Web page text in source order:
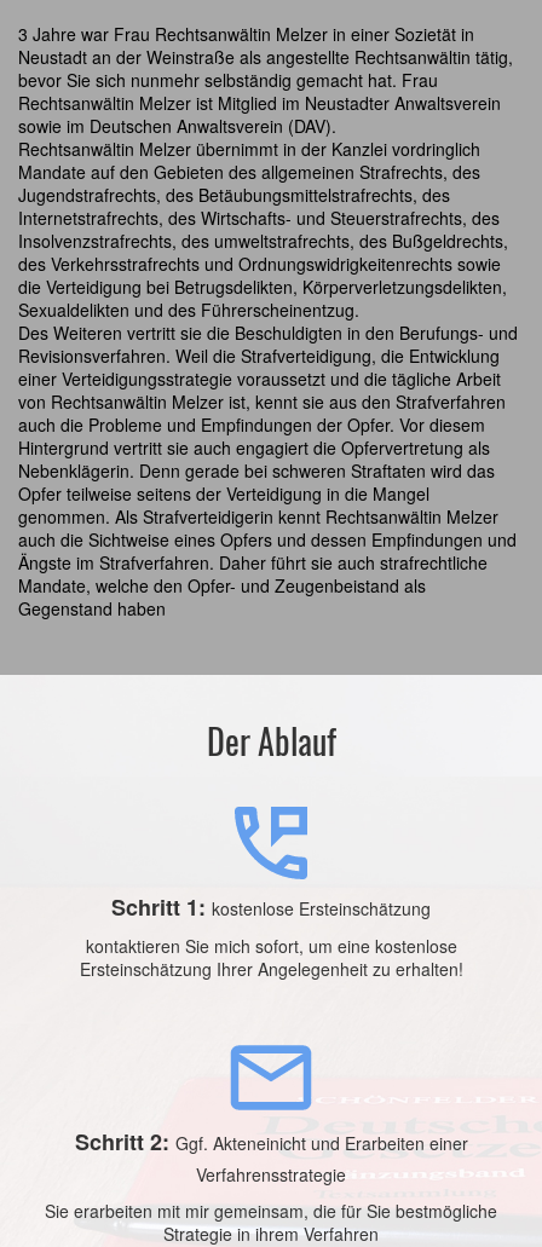
3 Jahre war Frau Rechtsanwältin Melzer in einer Sozietät in
Neustadt an der Weinstraße als angestellte Rechtsanwältin tätig,
bevor Sie sich nunmehr selbständig gemacht hat. Frau
Rechtsanwältin Melzer ist Mitglied im Neustadter Anwaltsverein
sowie im Deutschen Anwaltsverein (DAV).
Rechtsanwältin Melzer übernimmt in der Kanzlei vordringlich
Mandate auf den Gebieten des allgemeinen Strafrechts, des
Jugendstrafrechts, des Betäubungsmittelstrafrechts, des
Internetstrafrechts, des Wirtschafts- und Steuerstrafrechts, des
Insolvenzstrafrechts, des umweltstrafrechts, des Bußgeldrechts,
des Verkehrsstrafrechts und Ordnungswidrigkeitenrechts sowie
die Verteidigung bei Betrugsdelikten, Körperverletzungsdelikten,
Sexualdelikten und des Führerscheinentzug.
Des Weiteren vertritt sie die Beschuldigten in den Berufungs- und
Revisionsverfahren. Weil die Strafverteidigung, die Entwicklung
einer Verteidigungsstrategie voraussetzt und die tägliche Arbeit
von Rechtsanwältin Melzer ist, kennt sie aus den Strafverfahren
auch die Probleme und Empfindungen der Opfer. Vor diesem
Hintergrund vertritt sie auch engagiert die Opfervertretung als
Nebenklägerin. Denn gerade bei schweren Straftaten wird das
Opfer teilweise seitens der Verteidigung in die Mangel
genommen. Als Strafverteidigerin kennt Rechtsanwältin Melzer
auch die Sichtweise eines Opfers und dessen Empfindungen und
Ängste im Strafverfahren. Daher führt sie auch strafrechtliche
Mandate, welche den Opfer- und Zeugenbeistand als
Gegenstand haben
Der Ablauf
Schritt 1: kostenlose Ersteinschätzung
kontaktieren Sie mich sofort, um eine kostenlose
Ersteinschätzung Ihrer Angelegenheit zu erhalten!
Schritt 2: Ggf. Akteneinicht und Erarbeiten einer
Verfahrensstrategie
Sie erarbeiten mit mir gemeinsam, die für Sie bestmögliche
Strategie in ihrem Verfahren